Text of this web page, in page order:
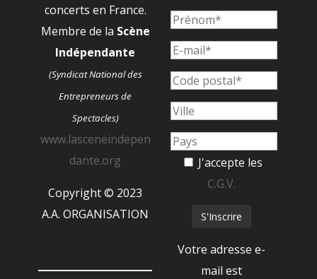
concerts en France.
Membre de la Scène
Indépendante
(Syndicat National des
Entrepreneurs de
Spectacles)
www.lasceneindepen
dante.org
Copyright © 2023
A.A. ORGANISATION
J'accepte les
C.G.V.
Votre adresse e-
mail est